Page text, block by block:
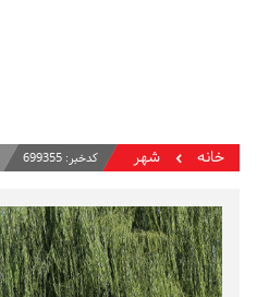
خانه شهر کدخبر:699355